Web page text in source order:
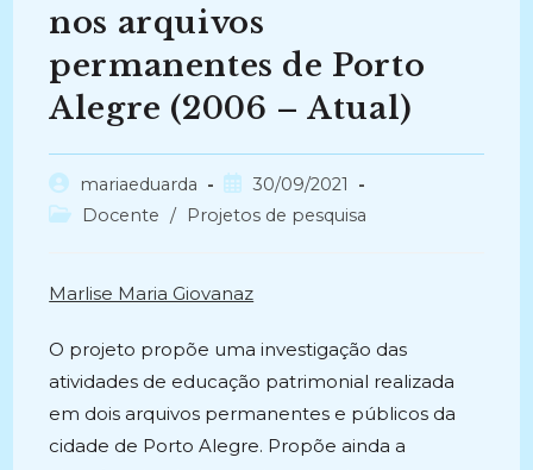
nos arquivos
permanentes de Porto
Alegre (2006 – Atual)
Autor
do
mariaeduarda
Post
publicado:
30/09/2021
Categoria
Docente / Projetos de pesquisa
Marlise Maria Giovanaz
O projeto propõe uma investigação das
atividades de educação patrimonial realizada
em dois arquivos permanentes e públicos da
cidade de Porto Alegre. Propõe ainda a